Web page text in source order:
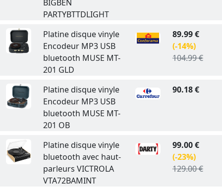
BIGBEN
PARTYBTTDLIGHT
Platine disque vinyle
Encodeur MP3 USB
bluetooth MUSE MT-
201 GLD
89.99 €
(-14%)
104.99 €
Platine disque vinyle
Encodeur MP3 USB
bluetooth MUSE MT-
201 OB
90.18 €
Platine disque vinyle
bluetooth avec haut-
parleurs VICTROLA
VTA72BAMINT
99.00 €
(-23%)
129.00 €